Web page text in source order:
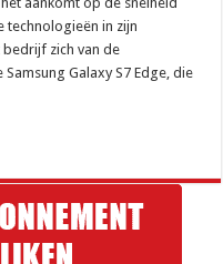
technologieën in zijn
zich van de
Galaxy S7 Edge, die